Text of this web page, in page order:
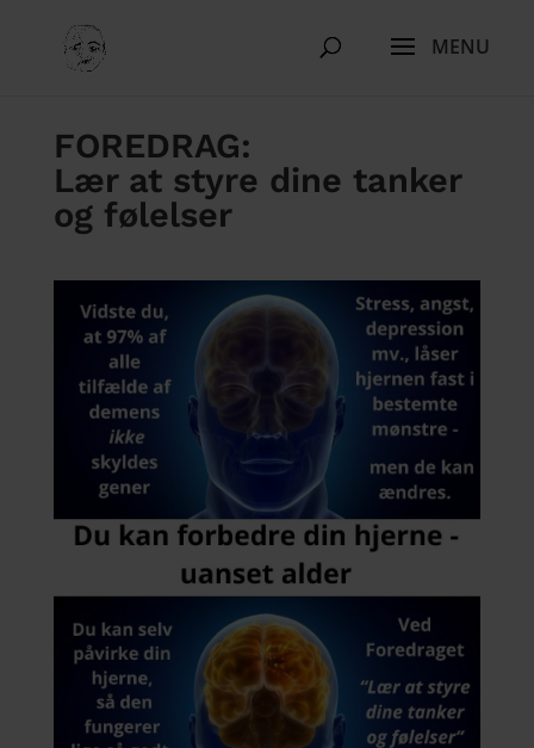
FOREDRAG:
Lær at styre dine tanker
og følelser